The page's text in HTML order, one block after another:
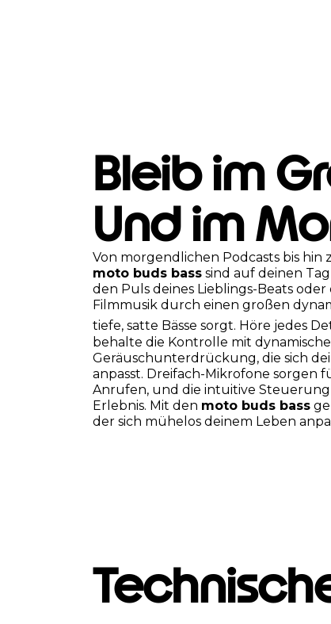
Bleib im
Und im
Von morgendlichen Podcasts bis hin
moto buds basssind auf deinen
den Puls deines Lieblings-Beats oder
Filmmusik durch einen großen
tiefe, satte Bässe sorgt. Höre jedes
behalte die Kontrolle mit
Geräuschunterdrückung, die sich
anpasst. Dreifach-Mikrofone sorgen
Anrufen, und die intuitive
Erlebnis. Mit den moto buds bass
der sich mühelos deinem Leben